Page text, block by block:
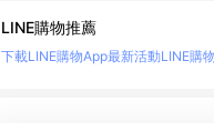
LINE購物推薦
下載LINE購物App最新活動LINE購